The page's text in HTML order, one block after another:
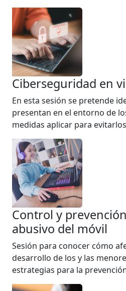
Ciberseguridad en
En esta sesión se pretende
presentan en el entorno de
medidas aplicar para
Control y
abusivo del móvil
Sesión para conocer cómo
desarrollo de los y las
estrategias para la